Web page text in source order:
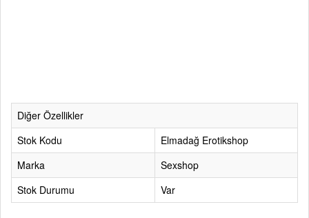
Diğer Özellikler
Stok Kodu
Elmadağ Erotikshop
Marka
Sexshop
Stok Durumu
Var